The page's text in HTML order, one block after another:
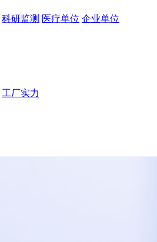
科研监测 医疗单位 企业单位
工厂实力